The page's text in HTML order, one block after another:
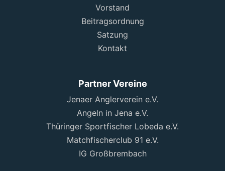
Vorstand
Beitragsordnung
Satzung
Kontakt
Partner Vereine
Jenaer Anglerverein e.V.
Angeln in Jena e.V.
Thüringer Sportfischer Lobeda e.V.
Matchfischerclub 91 e.V.
IG Großbrembach